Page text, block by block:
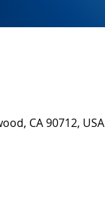
CA 90712, USA